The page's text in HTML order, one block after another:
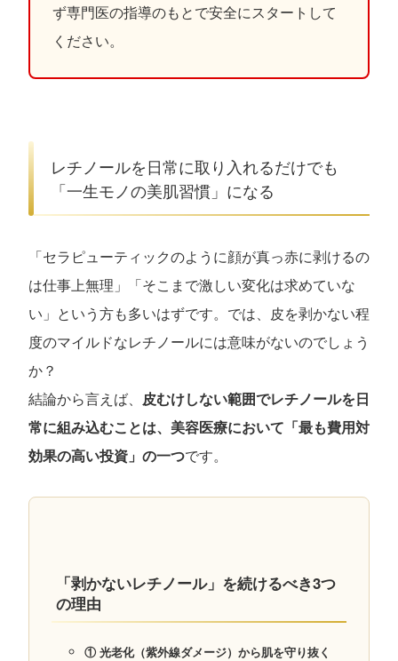
ず専門医の指導のもとで安全にスタートして
ください。
レチノールを日常に取り入れるだけでも
「一生モノの美肌習慣」になる
「セラピューティックのように顔が真っ赤に剥けるの
は仕事上無理」「そこまで激しい変化は求めていな
い」という方も多いはずです。では、皮を剥かない程
度のマイルドなレチノールには意味がないのでしょう
か？
結論から言えば、 皮むけしない範囲でレチノールを日
常に組み込むことは、美容医療において「最も費用対
効果の高い投資」の一つです。
「剥かないレチノール」を続けるべき3つ
の理由
① 光老化（紫外線ダメージ）から肌を守り抜く